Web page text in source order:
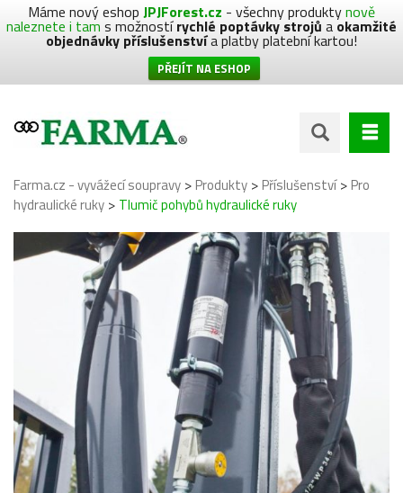
Máme nový eshop JPJForest.cz - všechny produktynově
naleznete i tam s možnostírychlé poptávky strojů a okamžité
objednávky příslušenstvía platby platební kartou!
PŘEJÍT NA ESHOP
Farma.cz - vyvážecí soupravy >Produkty >Příslušenství>Pro
hydraulické ruky > Tlumič pohybů hydraulické ruky